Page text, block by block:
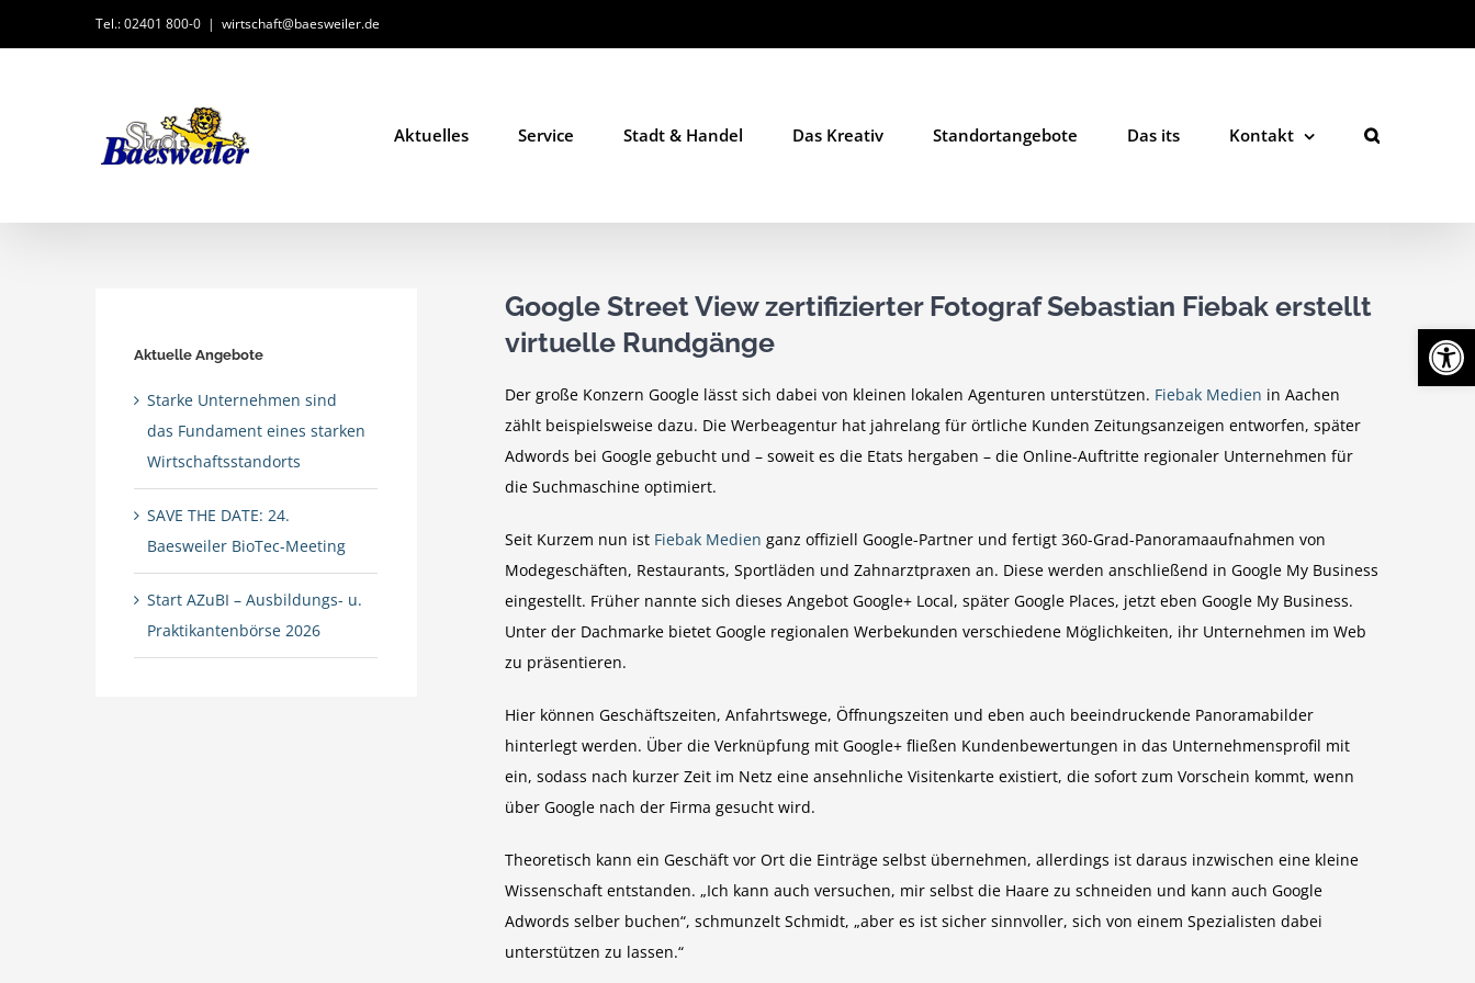
Inhalt
Tel.: 02401 800-0 | wirtschaft@baesweiler.de
Aktuelles Service Stadt & Handel Das Kreativ Standortangebote Das its Kontakt
Google Street View zertifizierter Fotograf Sebastian Fiebak erstellt
virtuelle Rundgänge
Der große Konzern Google lässt sich dabei von kleinen lokalen Agenturen unterstützen. Fiebak Medien in Aachen
zählt beispielsweise dazu. Die Werbeagentur hat jahrelang für örtliche Kunden Zeitungs­anzeigen entworfen, später
Adwords bei Google gebucht und – soweit es die Etats hergaben – die Online-Auftritte regionaler Unternehmen für
die Suchmaschine optimiert.
Seit Kurzem nun ist Fiebak ­Medien ganz offiziell Google-Partner und fertigt 360-Grad-Panoramaaufnahmen von
Modegeschäften, Restaurants, Sportläden und Zahnarztpraxen an. Diese werden anschließend in Google My Business
eingestellt. Früher nannte sich dieses Angebot Google+ Local, später Google Places, jetzt eben Google My Business.
Unter der Dachmarke bietet Google regionalen Werbekunden verschiedene Möglichkeiten, ihr Unternehmen im Web
zu präsentieren.
Hier können Geschäftszeiten, Anfahrtswege, Öffnungszeiten und eben auch ­beeindruckende Panoramabilder
hinterlegt werden. Über die Verknüpfung mit Google+ fließen Kundenbewertungen in das Unternehmensprofil mit
ein, sodass nach kurzer Zeit im Netz eine ansehnliche Visitenkarte existiert, die sofort zum Vorschein kommt, wenn
über Google nach der Firma gesucht wird.
Theoretisch kann ein Geschäft vor Ort die Einträge selbst übernehmen, allerdings ist daraus inzwischen eine kleine
Wissenschaft entstanden. „Ich kann auch versuchen, mir selbst die Haare zu schneiden und kann auch Google
Adwords selber buchen“, schmunzelt Schmidt, „aber es ist sicher sinnvoller, sich von einem Spezia­listen dabei
unterstützen zu lassen.“
Aktuelle Angebote
Starke Unternehmen sind
das Fundament eines starken
Wirtschaftsstandorts
SAVE THE DATE: 24.
Baesweiler BioTec-Meeting
Start AZuBI – Ausbildungs- u.
Praktikantenbörse 2026